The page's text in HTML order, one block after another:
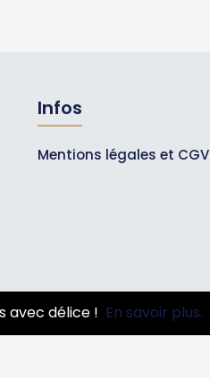
Infos
Mentions légales et CGV
avec délice ! En savoir plus.